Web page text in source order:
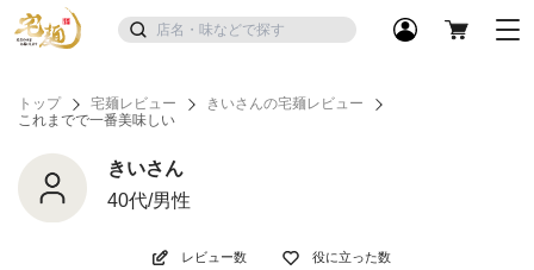
トップ 宅麺レビュー
きいさんの宅麺レビュー
これまでで一番美味しい
きいさん
40代/男性
レビュー数 役に立った数